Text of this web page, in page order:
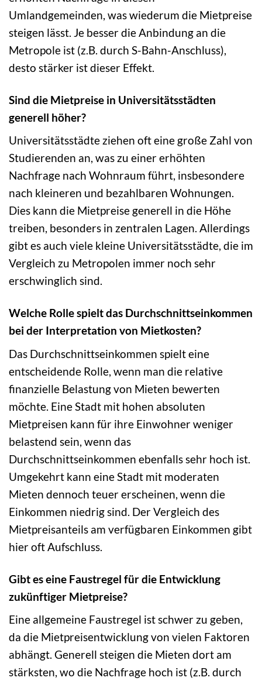
Umlandgemeinden, was wiederum die Mietpreise
steigen lässt. Je besser die Anbindung an die
Metropole ist (z.B. durch S-Bahn-Anschluss),
desto stärker ist dieser Effekt.
Sind die Mietpreise in Universitätsstädten
generell höher?
Universitätsstädte ziehen oft eine große Zahl von
Studierenden an, was zu einer erhöhten
Nachfrage nach Wohnraum führt, insbesondere
nach kleineren und bezahlbaren Wohnungen.
Dies kann die Mietpreise generell in die Höhe
treiben, besonders in zentralen Lagen. Allerdings
gibt es auch viele kleine Universitätsstädte, die im
Vergleich zu Metropolen immer noch sehr
erschwinglich sind.
Welche Rolle spielt das Durchschnittseinkommen
bei der Interpretation von Mietkosten?
Das Durchschnittseinkommen spielt eine
entscheidende Rolle, wenn man die relative
finanzielle Belastung von Mieten bewerten
möchte. Eine Stadt mit hohen absoluten
Mietpreisen kann für ihre Einwohner weniger
belastend sein, wenn das
Durchschnittseinkommen ebenfalls sehr hoch ist.
Umgekehrt kann eine Stadt mit moderaten
Mieten dennoch teuer erscheinen, wenn die
Einkommen niedrig sind. Der Vergleich des
Mietpreisanteils am verfügbaren Einkommen gibt
hier oft Aufschluss.
Gibt es eine Faustregel für die Entwicklung
zukünftiger Mietpreise?
Eine allgemeine Faustregel ist schwer zu geben,
da die Mietpreisentwicklung von vielen Faktoren
abhängt. Generell steigen die Mieten dort am
stärksten, wo die Nachfrage hoch ist (z.B. durch